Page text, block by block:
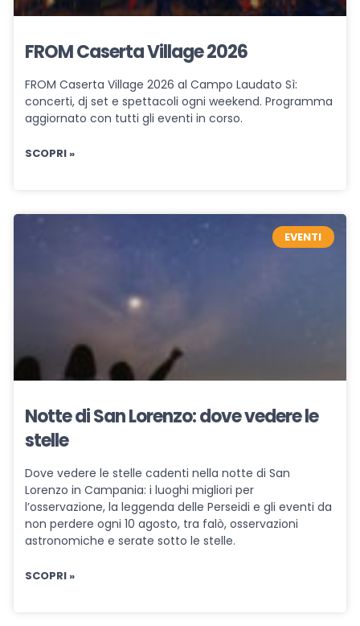
FROM Caserta Village 2026
FROM Caserta Village 2026 al Campo Laudato Sì:
concerti, dj set e spettacoli ogni weekend. Programma
aggiornato con tutti gli eventi in corso.
SCOPRI »
EVENTI
Notte di San Lorenzo: dove vedere le
stelle
Dove vedere le stelle cadenti nella notte di San
Lorenzo in Campania: i luoghi migliori per
l’osservazione, la leggenda delle Perseidi e gli eventi da
non perdere ogni 10 agosto, tra falò, osservazioni
astronomiche e serate sotto le stelle.
SCOPRI »